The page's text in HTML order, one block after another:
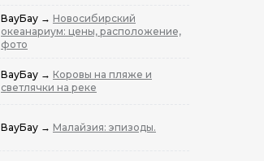
ВауБау → Новосибирский
океанариум: цены, расположение,
фото
ВауБау → Коровы на пляже и
светлячки на реке
ВауБау → Малайзия: эпизоды.